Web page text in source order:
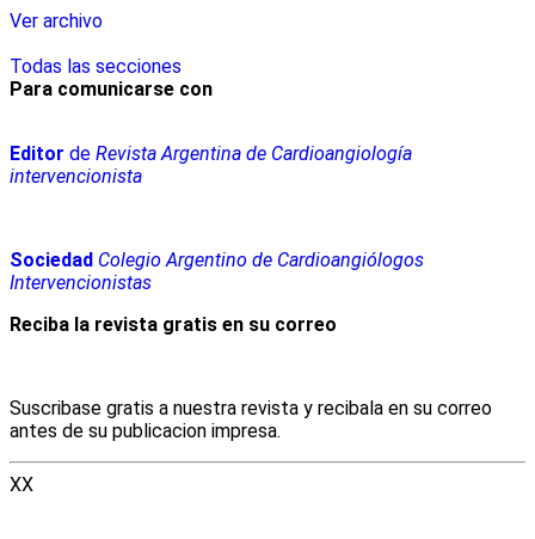
Ver archivo
Todas las secciones
Para comunicarse con
Editor de Revista Argentina de Cardioangiología
intervencionista
Sociedad Colegio Argentino de Cardioangiólogos
Intervencionistas
Reciba la revista gratis en su correo
Suscribase gratis a nuestra revista y recibala en su correo
antes de su publicacion impresa.
XX